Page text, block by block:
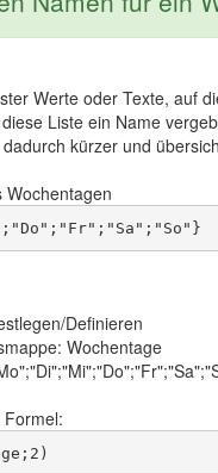
Werte oder Texte, auf
Liste ein Name
kürzer und
Wochentagen
Definieren
Wochentage